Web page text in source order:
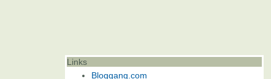
Links
Bloggang.com